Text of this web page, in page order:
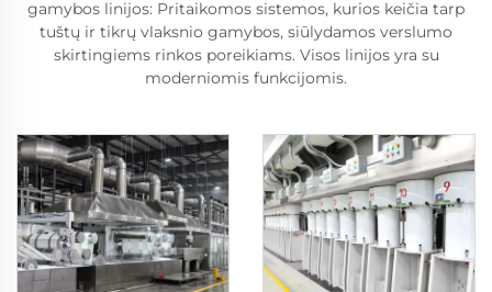
gamybos linijos: Pritaikomos sistemos, kurios keičia tarp
tuštų ir tikrų vlaksnio gamybos, siūlydamos verslumo
skirtingiems rinkos poreikiams. Visos linijos yra su
moderniomis funkcijomis.